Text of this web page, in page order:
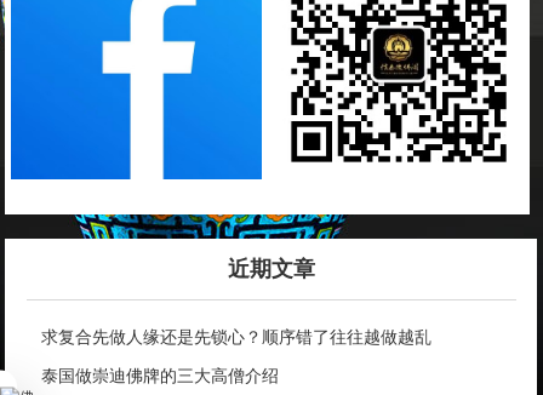
近期文章
求复合先做人缘还是先锁心？顺序错了往往越做越乱
泰国做崇迪佛牌的三大高僧介绍